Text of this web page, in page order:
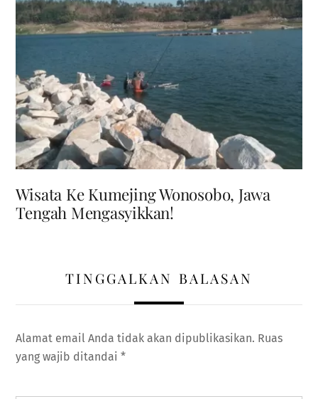
Wisata Ke Kumejing Wonosobo, Jawa
Tengah Mengasyikkan!
TINGGALKAN BALASAN
Alamat email Anda tidak akan dipublikasikan. Ruas
yang wajib ditandai*